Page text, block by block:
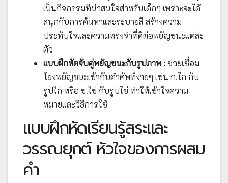
เป็นกิจกรรมที่น่าสนใจสำหรับเด็กๆ เพราะจะได้
สนุกกับการค้นหาและระบายสี สร้างความ
ประทับใจและความทรงจำที่ดีต่อพยัญชนะแต่ละ
ตัว
แบบฝึกหัดจับคู่พยัญชนะกับรูปภาพ :ช่วยเชื่อม
โยงพยัญชนะเข้ากับคำศัพท์ง่ายๆ เช่น ก.ไก่ กับ
รูปไก่ หรือ ข.ไข่ กับรูปไข่ ทำให้เข้าใจความ
หมายและวิธีการใช้
แบบฝึกหัดเรียนรู้สระและ
วรรณยุกต์ หัวใจของการผสม
คำ